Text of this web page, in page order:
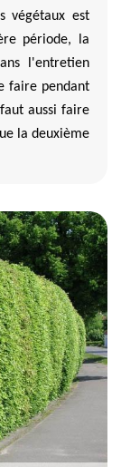
végétaux est
période, la
l'entretien
faire pendant
aussi faire
la deuxième